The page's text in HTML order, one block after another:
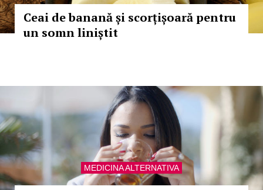
Ceai de banană și scorțișoară pentru
un somn liniștit
MEDICINA ALTERNATIVA